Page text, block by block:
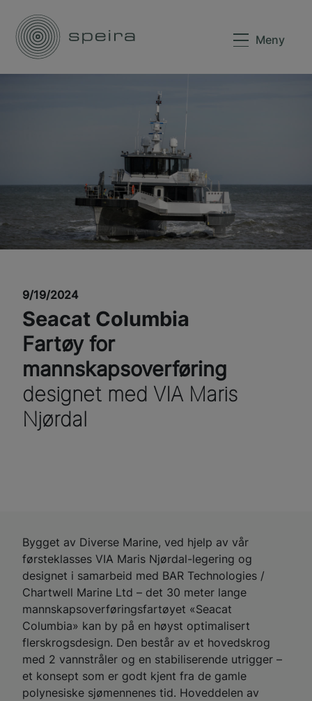
Meny
9/19/2024
Seacat Columbia
Fartøy for
mannskapsoverføring
designet med VIA Maris
Njørdal
Bygget av Diverse Marine, ved hjelp av vår
førsteklasses VIA Maris Njørdal-legering og
designet i samarbeid med BAR Technologies /
Chartwell Marine Ltd – det 30 meter lange
mannskapsoverføringsfartøyet «Seacat
Columbia» kan by på en høyst optimalisert
flerskrogsdesign. Den består av et hovedskrog
med 2 vannstråler og en stabiliserende utrigger –
et konsept som er godt kjent fra de gamle
polynesiske sjømennenes tid. Hoveddelen av